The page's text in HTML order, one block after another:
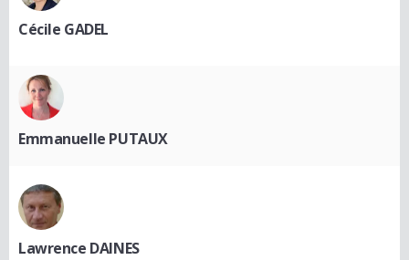
Cécile GADEL
Emmanuelle PUTAUX
Lawrence DAINES